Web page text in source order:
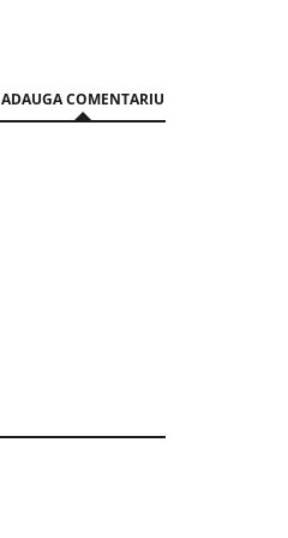
ADAUGA COMENTARIU